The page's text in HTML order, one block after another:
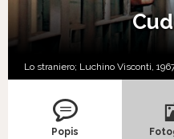
Lo straniero; Luchino Visconti,
Popis